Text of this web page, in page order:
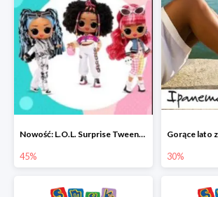
Nowość: L.O.L. Surprise Tweens Doll w Smyku do -45%
45% 30%